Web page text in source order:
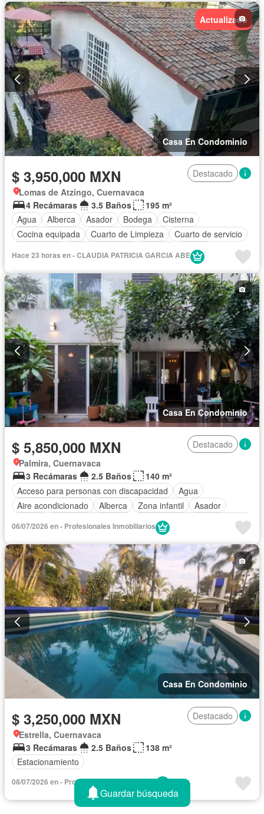
Recámara con closet
Sala polivalente
Televisión por cable
Terraza Wifi
Zonas verdes
Sin amueblar
Actualizado
Casa En Condominio
$ 3,950,000 MXN
Destacado
Lomas de Atzingo, Cuernavaca
4 Recámaras
3.5 Baños
195 m²
Agua
Alberca Asador Bodega
Cisterna
Cocina equipada
Cuarto de Limpieza
Cuarto de servicio
Jardín
Terraza
Vista panorámica
Wifi
Hace 23 horas en - CLAUDIA PATRICIA GARCIA ABE
Casa En Condominio
$ 5,850,000 MXN
Destacado
Palmira, Cuernavaca
3 Recámaras
2.5 Baños
140 m²
Acceso para personas con discapacidad
Agua
Aire acondicionado
Alberca Zona infantil
Asador
Circuito cerrado de televisión
Cocina integral
Cuarto de Limpieza
Electricidad
Estacionamiento
Internet
Jardín Recámara con closet
Seguridad
Televisión por cable
Terraza Vista panorámica
Wifi
Zonas verdes
Sin amueblar
06/07/2026 en - Profesionales Inmobiliarios
Casa En Condominio
$ 3,250,000 MXN
Destacado
Estrella, Cuernavaca
3 Recámaras
2.5 Baños
138 m²
Estacionamiento
08/07/2026 en - Profesionales Inmobiliarios
Guardar búsqueda